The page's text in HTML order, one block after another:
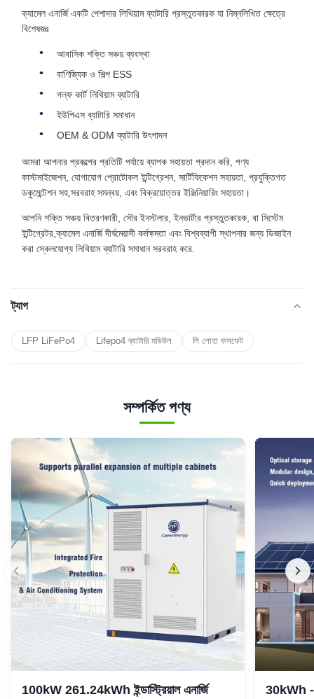
ক্যামেল এনার্জি একটি পেশাদার লিথিয়াম ব্যাটারি প্রস্তুতকারক যা নিম্নলিখিত ক্ষেত্রে
বিশেষজ্ঞঃ
আবাসিক শক্তি সঞ্চয় ব্যবস্থা
বাণিজ্যিক ও শিল্প ESS
গল্ফ কার্ট লিথিয়াম ব্যাটারি
ইউপিএস ব্যাটারি সমাধান
OEM & ODM ব্যাটারি উৎপাদন
আমরা আপনার প্রকল্পের প্রতিটি পর্যায়ে ব্যাপক সহায়তা প্রদান করি, পণ্য
কাস্টমাইজেশন, যোগাযোগ প্রোটোকল ইন্টিগ্রেশন, সার্টিফিকেশন সহায়তা, প্রযুক্তিগত
ডকুমেন্টেশন সহ,সরবরাহ সমন্বয়, এবং বিক্রয়োত্তর ইঞ্জিনিয়ারিং সহায়তা।
আপনি শক্তি সঞ্চয় বিতরণকারী, সৌর ইনস্টলার, ইনভার্টার প্রস্তুতকারক, বা সিস্টেম
ইন্টিগ্রেটর,ক্যামেল এনার্জি দীর্ঘমেয়াদী কর্মক্ষমতা এবং বিশ্বব্যাপী স্থাপনার জন্য ডিজাইন
করা স্কেলযোগ্য লিথিয়াম ব্যাটারি সমাধান সরবরাহ করে.
ট্যাগ
LFP LiFePo4 Lifepo4 ব্যাটারি মডিউল লি লোহা ফসফেট
সম্পর্কিত পণ্য
100kW 261.24kWh ইন্ডাস্ট্রিয়াল এনার্জি
30kWh -